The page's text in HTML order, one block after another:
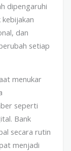
dipengaruhi
dan
setiap
menukar
seperti
Bank
secara rutin
menjadi